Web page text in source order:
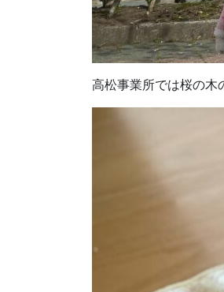
高松事業所では桜の木